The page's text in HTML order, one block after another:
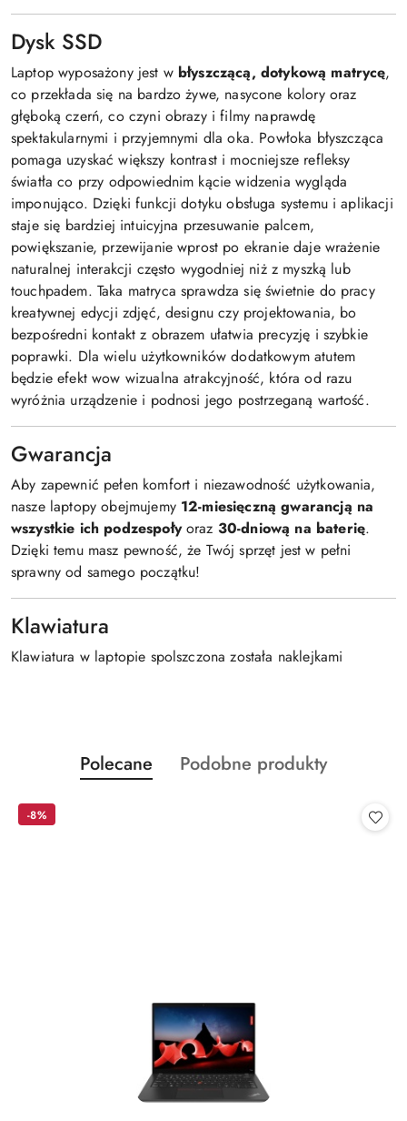
Dysk SSD
Laptop wyposażony jest w błyszczącą, dotykową matrycę,
co przekłada się na bardzo żywe, nasycone kolory oraz
głęboką czerń, co czyni obrazy i filmy naprawdę
spektakularnymi i przyjemnymi dla oka. Powłoka błyszcząca
pomaga uzyskać większy kontrast i mocniejsze refleksy
światła co przy odpowiednim kącie widzenia wygląda
imponująco. Dzięki funkcji dotyku obsługa systemu i aplikacji
staje się bardziej intuicyjna przesuwanie palcem,
powiększanie, przewijanie wprost po ekranie daje wrażenie
naturalnej interakcji często wygodniej niż z myszką lub
touchpadem. Taka matryca sprawdza się świetnie do pracy
kreatywnej edycji zdjęć, designu czy projektowania, bo
bezpośredni kontakt z obrazem ułatwia precyzję i szybkie
poprawki. Dla wielu użytkowników dodatkowym atutem
będzie efekt wow wizualna atrakcyjność, która od razu
wyróżnia urządzenie i podnosi jego postrzeganą wartość.
Gwarancja
Aby zapewnić pełen komfort i niezawodność użytkowania,
nasze laptopy obejmujemy 12-miesięczną gwarancją na
wszystkie ich podzespoły oraz 30-dniową na baterię.
Dzięki temu masz pewność, że Twój sprzęt jest w pełni
sprawny od samego początku!
Klawiatura
Klawiatura w laptopie spolszczona została naklejkami
Pomiń karuzelę produktów
Produkty
o
Polecane
Produkty
Podobne produkty
-8%